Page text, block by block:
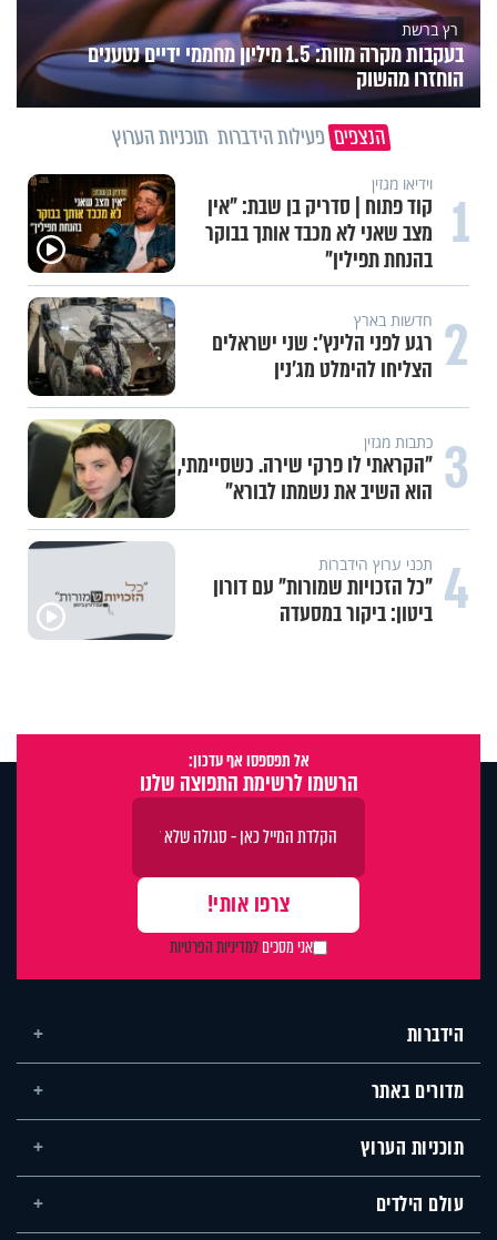
רץ ברשת
בעקבות מקרה מוות: 1.5 מיליון מחממי ידיים נטענים
הוחזרו מהשוק
הנצפים פעילות הידברות תוכניות הערוץ
1 וידיאו מגזין
קוד פתוח | סדריק בן שבת: "אין
מצב שאני לא מכבד אותך בבוקר
בהנחת תפילין"
2 חדשות בארץ
רגע לפני הלינץ': שני ישראלים
הצליחו להימלט מג'נין
3 כתבות מגזין
"הקראתי לו פרקי שירה. כשסיימתי,
הוא השיב את נשמתו לבורא"
4 תכני ערוץ הידברות
"כל הזכויות שמורות" עם דורון
ביטון: ביקור במסעדה
אל תפספסו אף עדכון:
הרשמו לרשימת התפוצה שלנו
אני מסכיםלמדיניות הפרטיות
הידברות
מדורים באתר
תוכניות הערוץ
עולם הילדים